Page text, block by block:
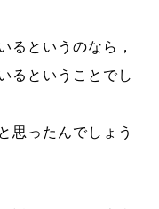
るというのなら，
るということでし
思ったんでしょう